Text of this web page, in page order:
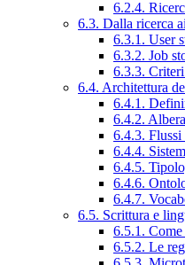
6.2.4.
6.3. Dalla ricerca
6.3.1. User
6.3.2. Job
6.3.3.
6.4. Architettura
6.4.1.
6.4.2.
6.4.3.
6.4.4.
6.4.5.
6.4.6.
6.4.7.
6.5. Scrittura e
6.5.1.
6.5.2. Le